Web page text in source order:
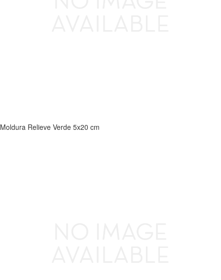
Moldura Relieve Verde 5x20 cm